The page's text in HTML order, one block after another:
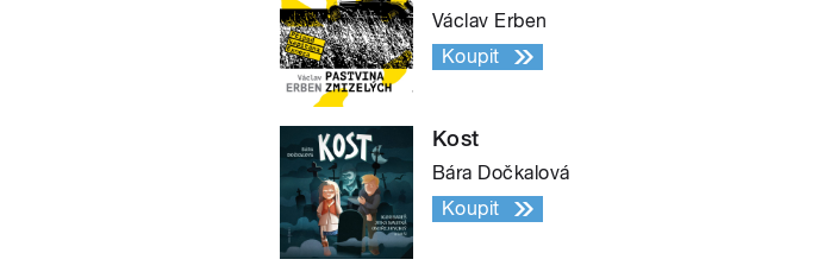
Václav Erben
Koupit
Kost
Bára Dočkalová
Koupit